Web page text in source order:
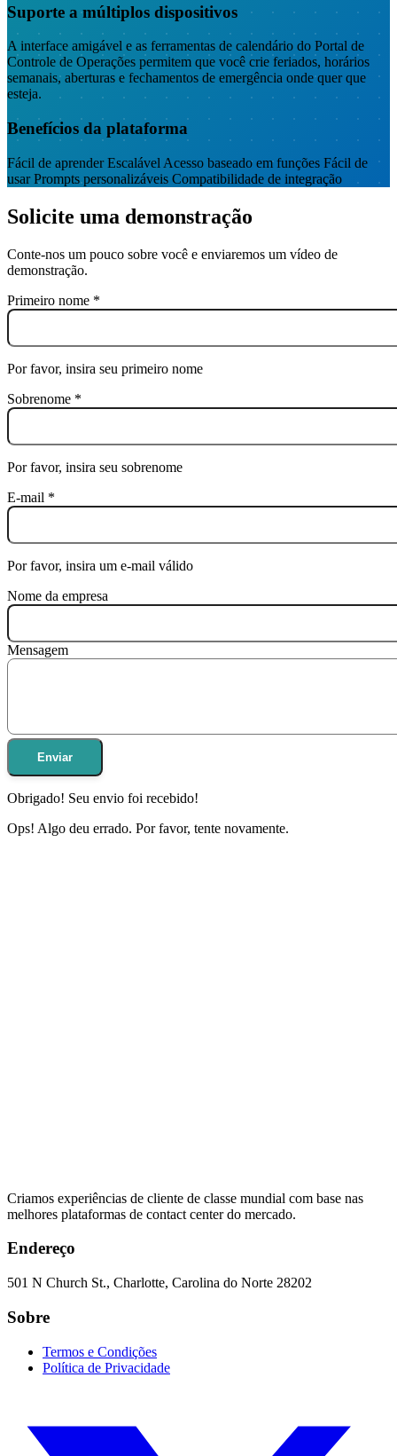
Suporte a múltiplos dispositivos
A interface amigável e as ferramentas de calendário do Portal de
Controle de Operações permitem que você crie feriados, horários
semanais, aberturas e fechamentos de emergência onde quer que
esteja.
Benefícios da plataforma
Fácil de aprenderEscalável Acesso baseado em funções Fácil de
usarPrompts personalizáveis Compatibilidade de integração
Solicite uma demonstração
Conte-nos um pouco sobre você e enviaremos um vídeo de
demonstração.
Primeiro nome *
Por favor, insira seu primeiro nome
Sobrenome *
Por favor, insira seu sobrenome
E-mail *
Por favor, insira um e-mail válido
Nome da empresa
Mensagem
Enviar
Obrigado! Seu envio foi recebido!
Ops! Algo deu errado. Por favor, tente novamente.
Criamos experiências de cliente de classe mundial com base nas
melhores plataformas de contact center do mercado.
Endereço
501 N Church St., Charlotte, Carolina do Norte 28202
Sobre
Termos e Condições
Política de Privacidade